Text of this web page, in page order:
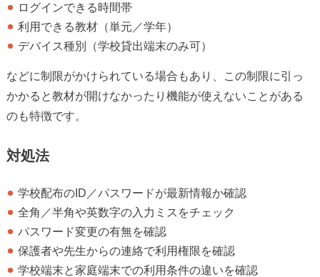
ログインできる時間帯
利用できる教材（単元／学年）
デバイス種別（学校貸出端末のみ可）
などに制限がかけられている場合もあり、この制限に引っ
かかると教材が開けなかったり機能が使えないことがある
のも特徴です。
対処法
学校配布のID／パスワードが最新情報か確認
全角／半角や英数字の入力ミスをチェック
パスワード変更の有無を確認
保護者や先生からの連絡で利用権限を確認
学校端末と家庭端末での利用条件の違いを確認